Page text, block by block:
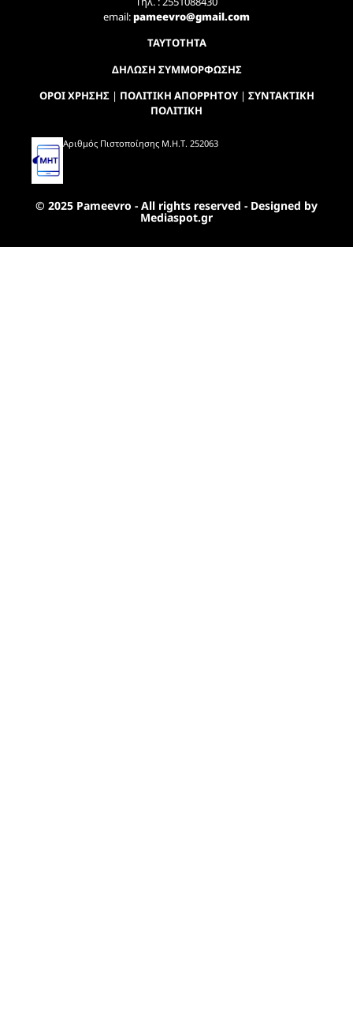
email:pameevro@gmail.com
ΤΑΥΤΟΤΗΤΑ
ΔΗΛΩΣΗ ΣΥΜΜΟΡΦΩΣΗΣ
ΟΡΟΙ ΧΡΗΣΗΣ| ΠΟΛΙΤΙΚΗ ΑΠΟΡΡΗΤΟΥ| ΣΥΝΤΑΚΤΙΚΗ
ΠΟΛΙΤΙΚΗ
Αριθμός Πιστοποίησης Μ.Η.Τ. 252063
© 2025 Pameevro - All rights reserved - Designed by
Mediaspot.gr